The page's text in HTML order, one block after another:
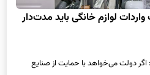
لوازم خانگی باید مدت‌دار
دولت می‌خواهد با حمایت از صنایع